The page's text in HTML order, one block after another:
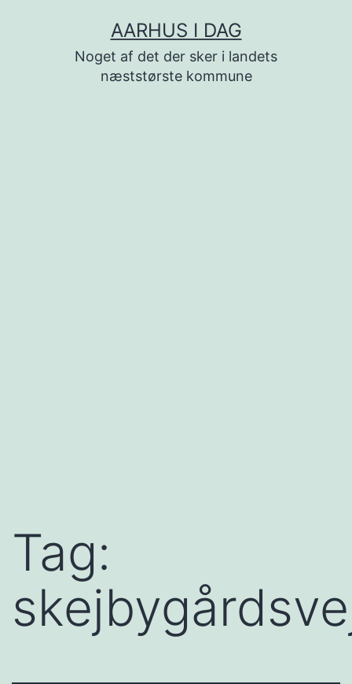
AARHUS I DAG
Noget af det der sker i landets
næststørste kommune
Tag: